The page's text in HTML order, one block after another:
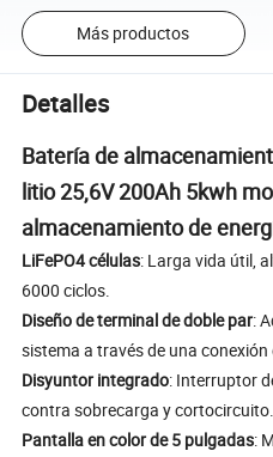
Más productos
Detalles
Batería de
litio 25,6V 200Ah 5kwh
almacenamiento de
LiFePO4 células: Larga vida útil,
6000 ciclos.
Diseño de terminal de doble par:
sistema a través de una conexión
Disyuntor integrado: Interruptor
contra sobrecarga y cortocircuito.
Pantalla en color de 5 pulgadas: